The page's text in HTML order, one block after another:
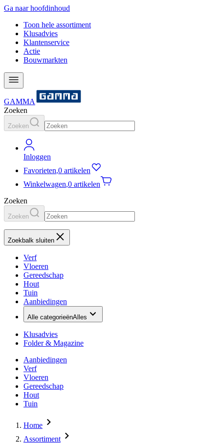
Ga naar hoofdinhoud
Toon hele assortiment
Klusadvies
Klantenservice
Actie
Bouwmarkten
GAMMA
Zoeken
Zoeken
Inloggen
Favorieten,0 artikelen
Winkelwagen,0 artikelen
Zoeken
Zoeken
Zoekbalk sluiten
Verf
Vloeren
Gereedschap
Hout
Tuin
Aanbiedingen
Alle categorieënAlles
Klusadvies
Folder & Magazine
Aanbiedingen
Verf
Vloeren
Gereedschap
Hout
Tuin
Home
Assortiment